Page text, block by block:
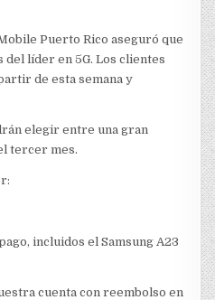
Puerto Rico aseguró que
líder en 5G. Los clientes
de esta semana y
elegir entre una gran
tercer mes.
incluidos el Samsung A23
cuenta con reembolso en